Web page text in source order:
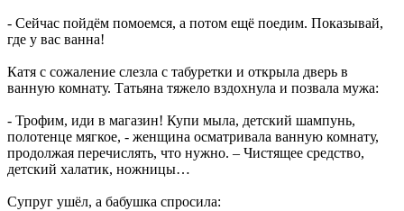
- Сейчас пойдём помоемся, а потом ещё поедим. Показывай,
где у вас ванна!
Катя с сожаление слезла с табуретки и открыла дверь в
ванную комнату. Татьяна тяжело вздохнула и позвала мужа:
- Трофим, иди в магазин! Купи мыла, детский шампунь,
полотенце мягкое, - женщина осматривала ванную комнату,
продолжая перечислять, что нужно. – Чистящее средство,
детский халатик, ножницы…
Супруг ушёл, а бабушка спросила: